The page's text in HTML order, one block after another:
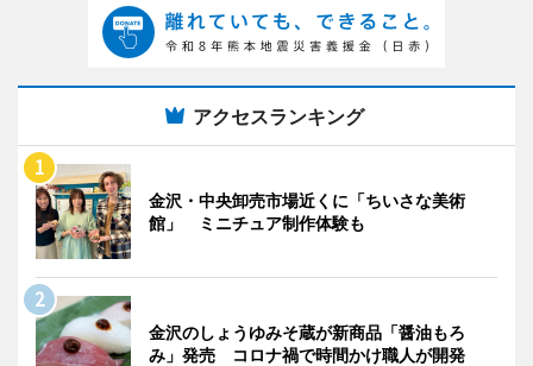
アクセスランキング
金沢・中央卸売市場近くに「ちいさな美術
館」 ミニチュア制作体験も
金沢のしょうゆみそ蔵が新商品「醤油もろ
み」発売 コロナ禍で時間かけ職人が開発